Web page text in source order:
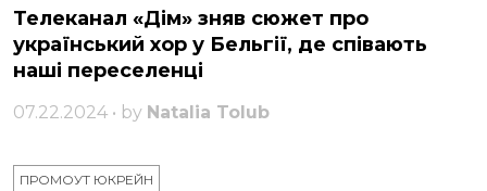
Телеканал «Дім» зняв сюжет про
український хор у Бельгії, де співають
наші переселенці
07.22.2024 • by Natalia Tolub
ПРОМОУТ ЮКРЕЙН